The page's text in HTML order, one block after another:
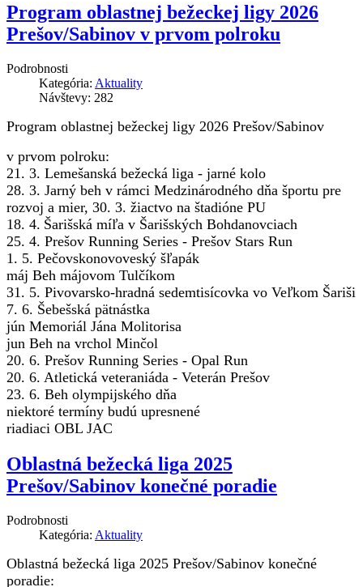
Program oblastnej bežeckej ligy 2026
Prešov/Sabinov v prvom polroku
Podrobnosti
Kategória: Aktuality
Návštevy: 282
Program oblastnej bežeckej ligy 2026 Prešov/Sabinov
v prvom polroku:
21. 3. Lemešanská bežecká liga - jarné kolo
28. 3. Jarný beh v rámci Medzinárodného dňa športu pre
rozvoj a mier, 30. 3. žiactvo na štadióne PU
18. 4. Šarišská míľa v Šarišských Bohdanovciach
25. 4. Prešov Running Series - Prešov Stars Run
1. 5. Pečovskonovoveský šľapák
máj Beh májovom Tulčíkom
31. 5. Pivovarsko-hradná sedemtisícovka vo Veľkom Šariši
7. 6. Šebešská pätnástka
jún Memoriál Jána Molitorisa
jun Beh na vrchol Minčol
20. 6. Prešov Running Series - Opal Run
20. 6. Atletická veteraniáda - Veterán Prešov
23. 6. Beh olympijského dňa
niektoré termíny budú upresnené
riadiaci OBL JAC
Oblastná bežecká liga 2025
Prešov/Sabinov konečné poradie
Podrobnosti
Kategória: Aktuality
Oblastná bežecká liga 2025 Prešov/Sabinov konečné
poradie: